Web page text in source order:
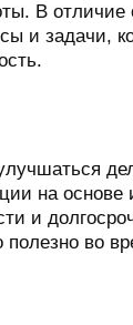
В отличие
задачи,
на
и
во